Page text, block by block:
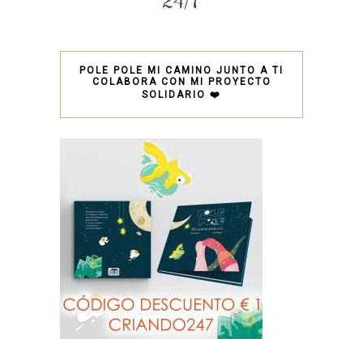
POLE POLE MI CAMINO JUNTO A TI
COLABORA CON MI PROYECTO
SOLIDARIO ❤️